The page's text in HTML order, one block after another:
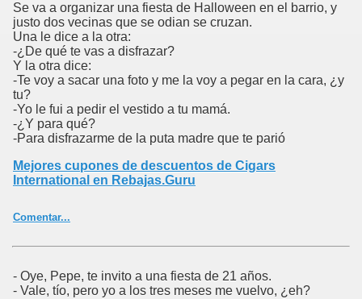
Se va a organizar una fiesta de Halloween en el barrio, y
justo dos vecinas que se odian se cruzan.
Una le dice a la otra:
-¿De qué te vas a disfrazar?
Y la otra dice:
-Te voy a sacar una foto y me la voy a pegar en la cara, ¿y
tu?
-Yo le fui a pedir el vestido a tu mamá.
-¿Y para qué?
-Para disfrazarme de la puta madre que te parió
Mejores cupones de descuentos de Cigars
International en Rebajas.Guru
Comentar...
- Oye, Pepe, te invito a una fiesta de 21 años.
- Vale, tío, pero yo a los tres meses me vuelvo, ¿eh?